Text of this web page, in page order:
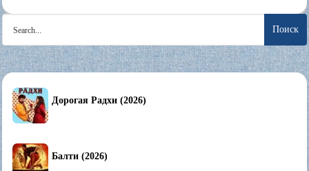
Search
for:
Дорогая Радхи (2026)
Балти (2026)